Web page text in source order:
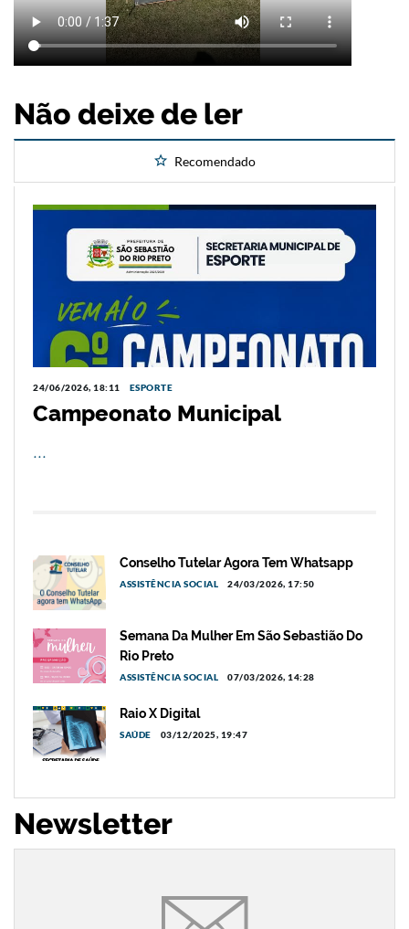
Não deixe de ler
Recomendado
24/06/2026, 18:11 ESPORTE
Campeonato Municipal
...
Conselho Tutelar Agora Tem Whatsapp
ASSISTÊNCIA SOCIAL 24/03/2026, 17:50
Semana Da Mulher Em São Sebastião Do
Rio Preto
ASSISTÊNCIA SOCIAL 07/03/2026, 14:28
Raio X Digital
SAÚDE 03/12/2025, 19:47
Newsletter